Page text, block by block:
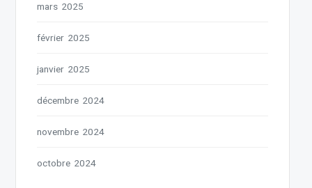
mars 2025
février 2025
janvier 2025
décembre 2024
novembre 2024
octobre 2024